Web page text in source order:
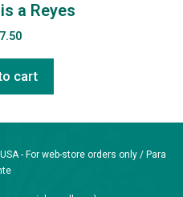
a Reyes
cart
USA - For web-store orders only / Para